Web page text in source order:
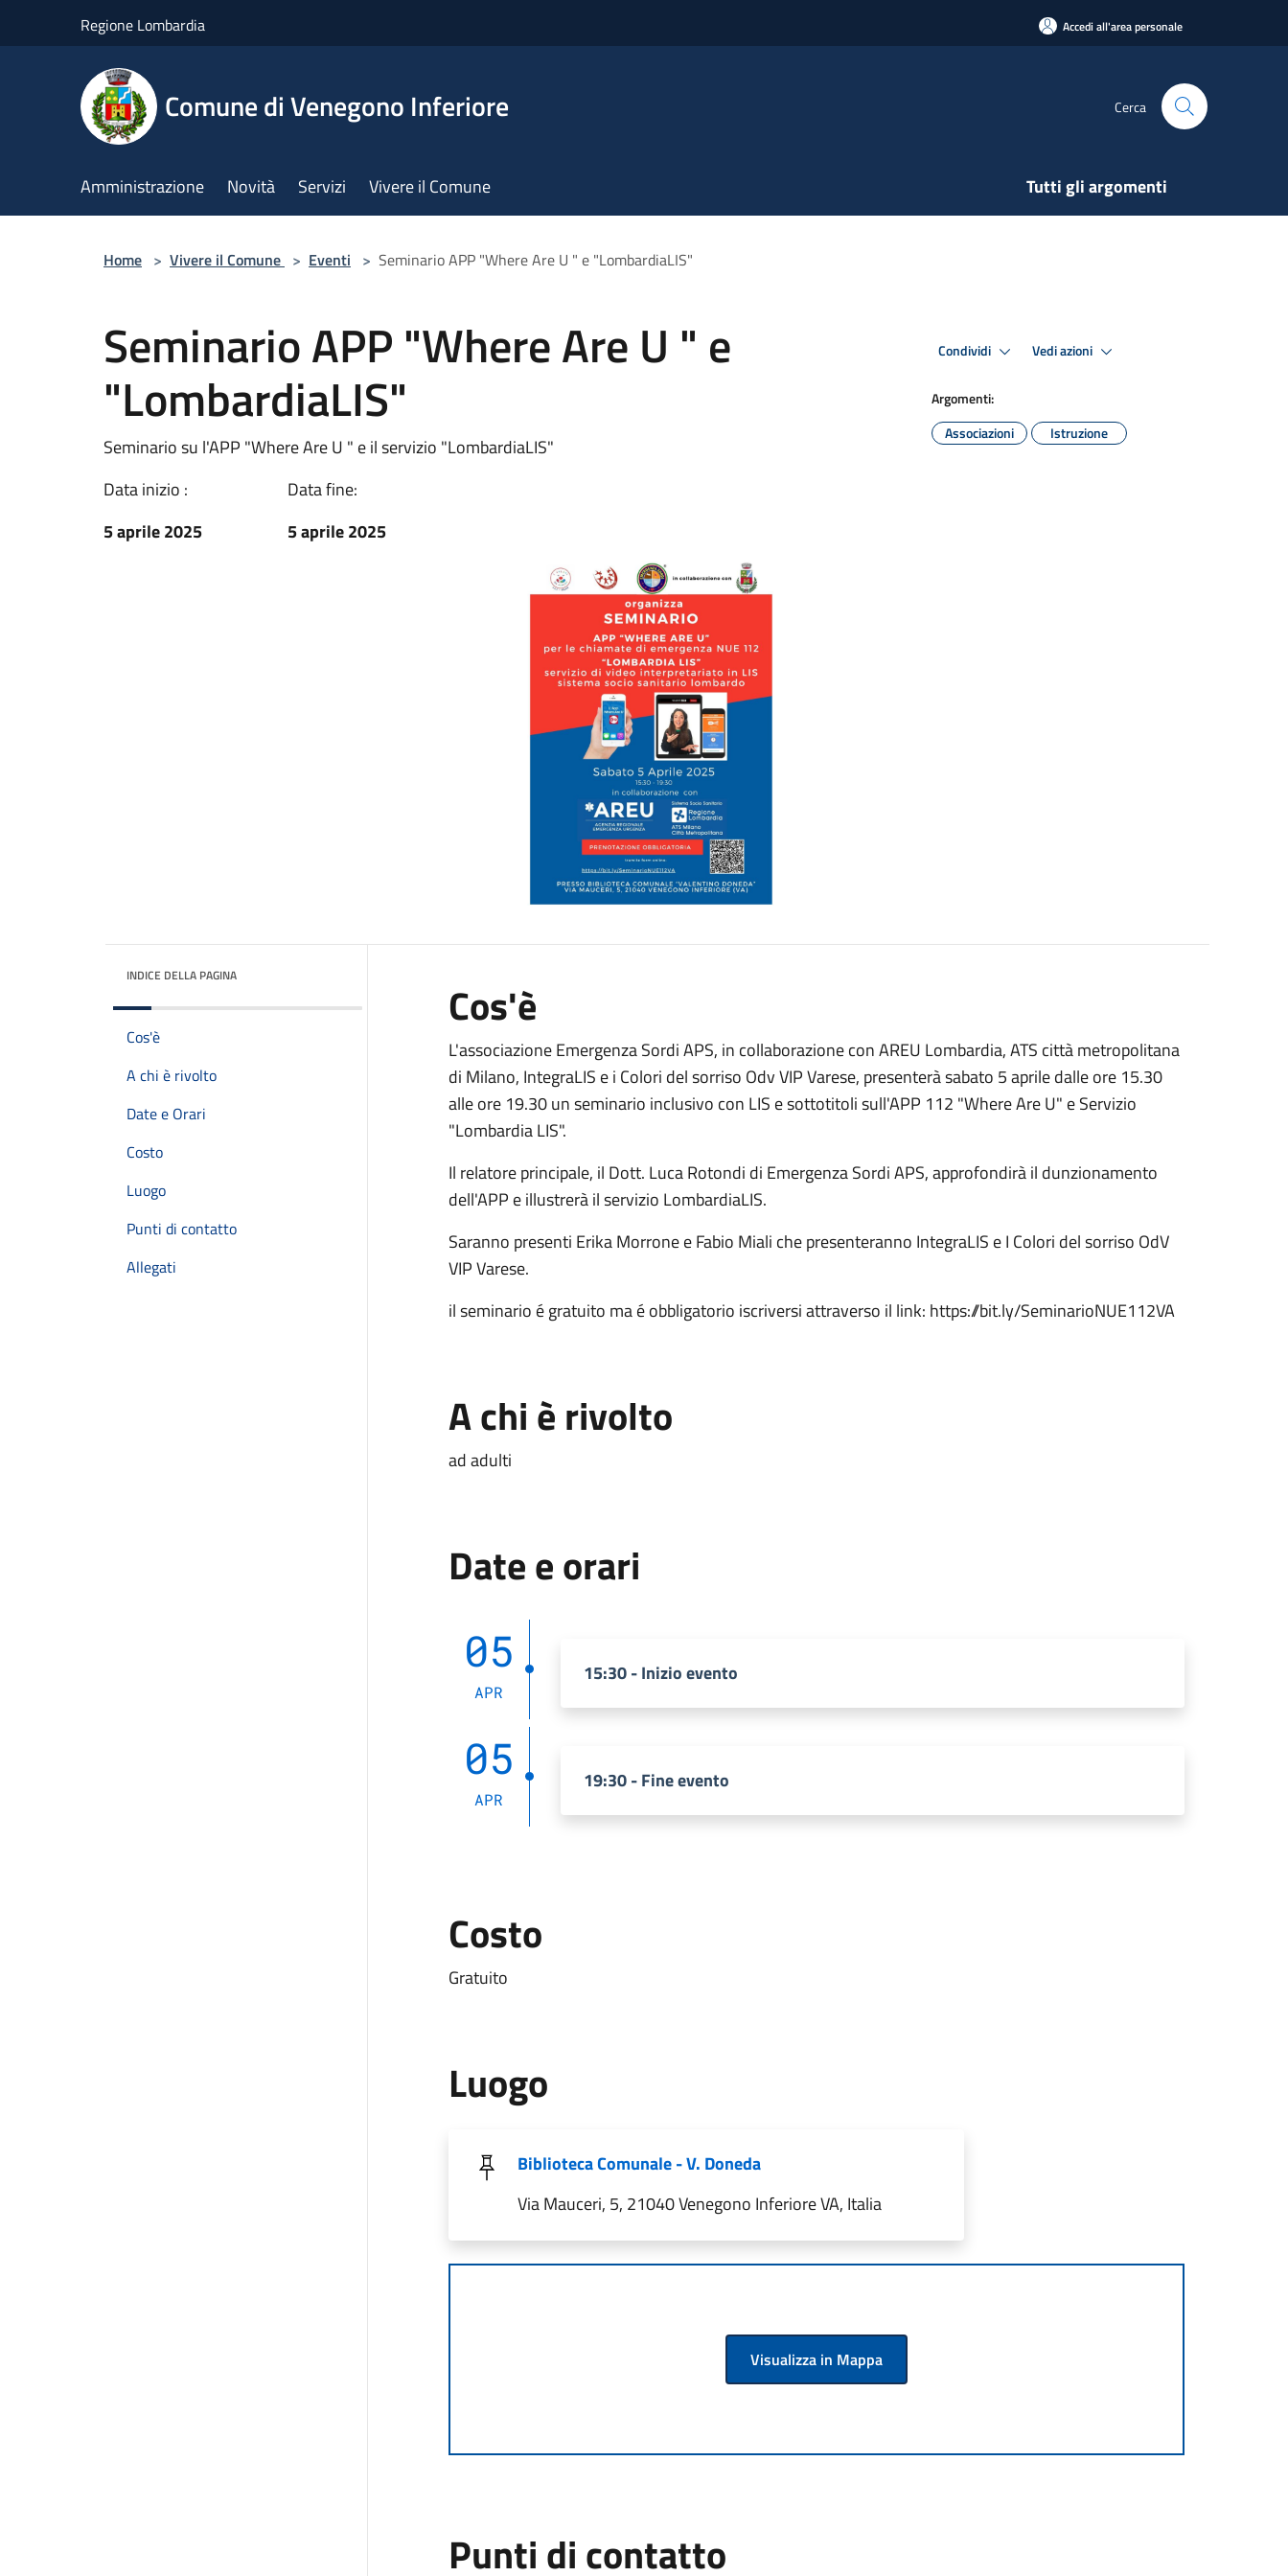
Regione Lombardia Accedi all'area personale
Comune di Venegono Inferiore Cerca
Amministrazione Novità Servizi Vivere il Comune Tutti gli argomenti
Home > Vivere il Comune > Eventi > Seminario APP "Where Are U " e "LombardiaLIS"
Seminario APP "Where Are U " e
"LombardiaLIS"
Seminario su l'APP "Where Are U " e il servizio "LombardiaLIS"
Data inizio :
5 aprile 2025
Data fine:
5 aprile 2025
Condividi Vedi azioni
Argomenti:
Associazioni
Istruzione
INDICE DELLA PAGINA
Cos'è
A chi è rivolto
Date e Orari
Costo
Luogo
Punti di contatto
Allegati
Cos'è
L'associazione Emergenza Sordi APS, in collaborazione con AREU Lombardia, ATS città metropolitana
di Milano, IntegraLIS e i Colori del sorriso Odv VIP Varese, presenterà sabato 5 aprile dalle ore 15.30
alle ore 19.30 un seminario inclusivo con LIS e sottotitoli sull'APP 112 "Where Are U" e Servizio
"Lombardia LIS".
Il relatore principale, il Dott. Luca Rotondi di Emergenza Sordi APS, approfondirà il dunzionamento
dell'APP e illustrerà il servizio LombardiaLIS.
Saranno presenti Erika Morrone e Fabio Miali che presenteranno IntegraLIS e I Colori del sorriso OdV
VIP Varese.
il seminario é gratuito ma é obbligatorio iscriversi attraverso il link: https://bit.ly/SeminarioNUE112VA
A chi è rivolto
ad adulti
Date e orari
05
APR
15:30 - Inizio evento
05
APR
19:30 - Fine evento
Costo
Gratuito
Luogo
Biblioteca Comunale - V. Doneda
Via Mauceri, 5, 21040 Venegono Inferiore VA, Italia
Visualizza in Mappa
Punti di contatto